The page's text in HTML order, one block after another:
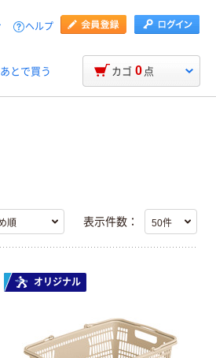
ヘルプ
あとで買う カゴ 0 点
表示件数：
オリジナル